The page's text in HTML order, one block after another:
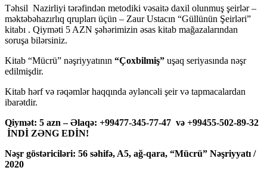
Təhsil Nazirliyi tərəfindən metodiki vəsaitə daxil olunmuş şeirlər –
məktəbəhazırlıq qrupları üçün – Zaur Ustacın “Güllünün Şeirləri”
kitabı . Qiyməti 5 AZN şəhərimizin əsas kitab mağazalarından
soruşa bilərsiniz.
Kitab “Mücrü” nəşriyyatının “Çoxbilmiş” uşaq seriyasında nəşr
edilmişdir.
Kitab hərf və rəqəmlər haqqında əyləncəli şeir və tapmacalardan
ibarətdir.
Qiymət: 5 azn – Əlaqə: +99477-345-77-47 və +99455-502-89-32
İNDİ ZƏNG EDİN!
Nəşr göstəriciləri: 56 səhifə, A5, ağ-qara, “Mücrü” Nəşriyyatı /
2020